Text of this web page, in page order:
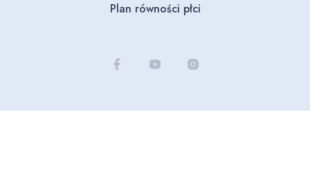
Plan równości płci